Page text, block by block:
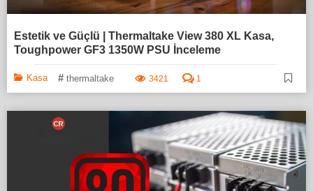
Estetik ve Güçlü | Thermaltake View 380 XL Kasa,
Toughpower GF3 1350W PSU İnceleme
Kasa # thermaltake 3421 1